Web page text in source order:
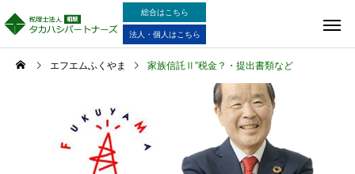
総合はこちら
法人・個人はこちら
エフエムふくやま 家族信託Ⅱ”税金？・提出書類など